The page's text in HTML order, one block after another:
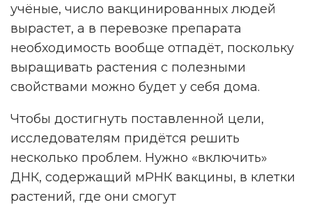
учёные, число вакцинированных людей
вырастет, а в перевозке препарата
необходимость вообще отпадёт, поскольку
выращивать растения с полезными
свойствами можно будет у себя дома.
Чтобы достигнуть поставленной цели,
исследователям придётся решить
несколько проблем. Нужно «включить»
ДНК, содержащий мРНК вакцины, в клетки
растений, где они смогут